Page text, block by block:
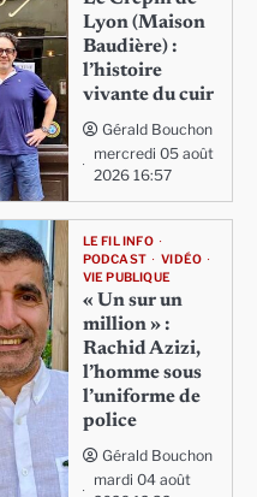
Lyon (Maison
Baudière) :
l’histoire
vivante du cuir
Gérald Bouchon
mercredi 05 août
2026 16:57
LE FIL INFO
PODCAST
VIDÉO
VIE PUBLIQUE
« Un sur un
million » :
Rachid Azizi,
l’homme sous
l’uniforme de
police
Gérald Bouchon
mardi 04 août